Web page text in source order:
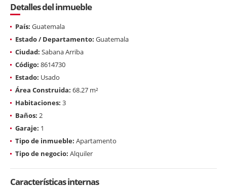
Detalles del inmueble
País: Guatemala
Estado / Departamento: Guatemala
Ciudad: Sabana Arriba
Código: 8614730
Estado: Usado
Área Construida: 68.27 m²
Habitaciones: 3
Baños: 2
Garaje: 1
Tipo de inmueble: Apartamento
Tipo de negocio: Alquiler
Características internas